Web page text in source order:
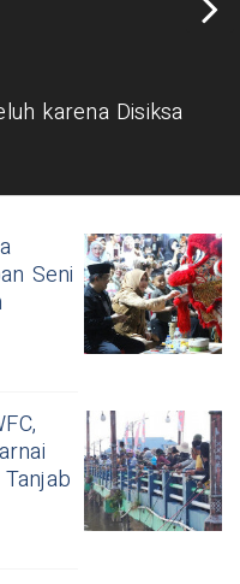
karena Disiksa
Seni